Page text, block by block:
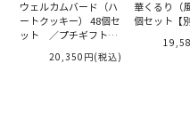
ウェルカムバード（ハ
ートクッキー） 48個セ
ット ／プチギフト
20,350円(税込)
華くるり（
個セット【